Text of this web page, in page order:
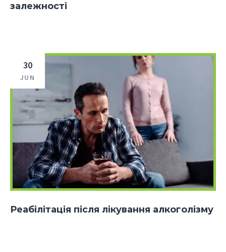
залежності
30
JUN
Реабілітація після лікування алкоголізму